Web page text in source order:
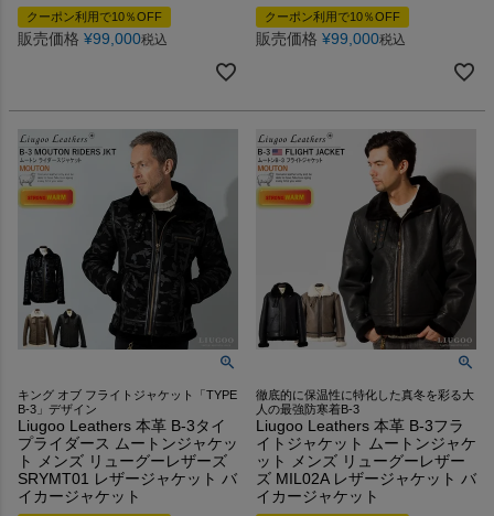
クーポン利用で10％OFF
販売価格 ¥99,000税込
クーポン利用で10％OFF
販売価格 ¥99,000税込
キング オブ フライトジャケット「TYPE
B-3」デザイン
Liugoo Leathers 本革 B-3タイ
プライダース ムートンジャケッ
ト メンズ リューグーレザーズ
SRYMT01 レザージャケット バ
イカージャケット
徹底的に保温性に特化した真冬を彩る大
人の最強防寒着B-3
Liugoo Leathers 本革 B-3フラ
イトジャケット ムートンジャケ
ット メンズ リューグーレザー
ズ MIL02A レザージャケット バ
イカージャケット